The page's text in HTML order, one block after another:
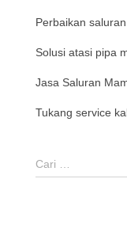
Perbaikan
Solusi atasi pipa
Jasa Saluran
Tukang service
Cari …